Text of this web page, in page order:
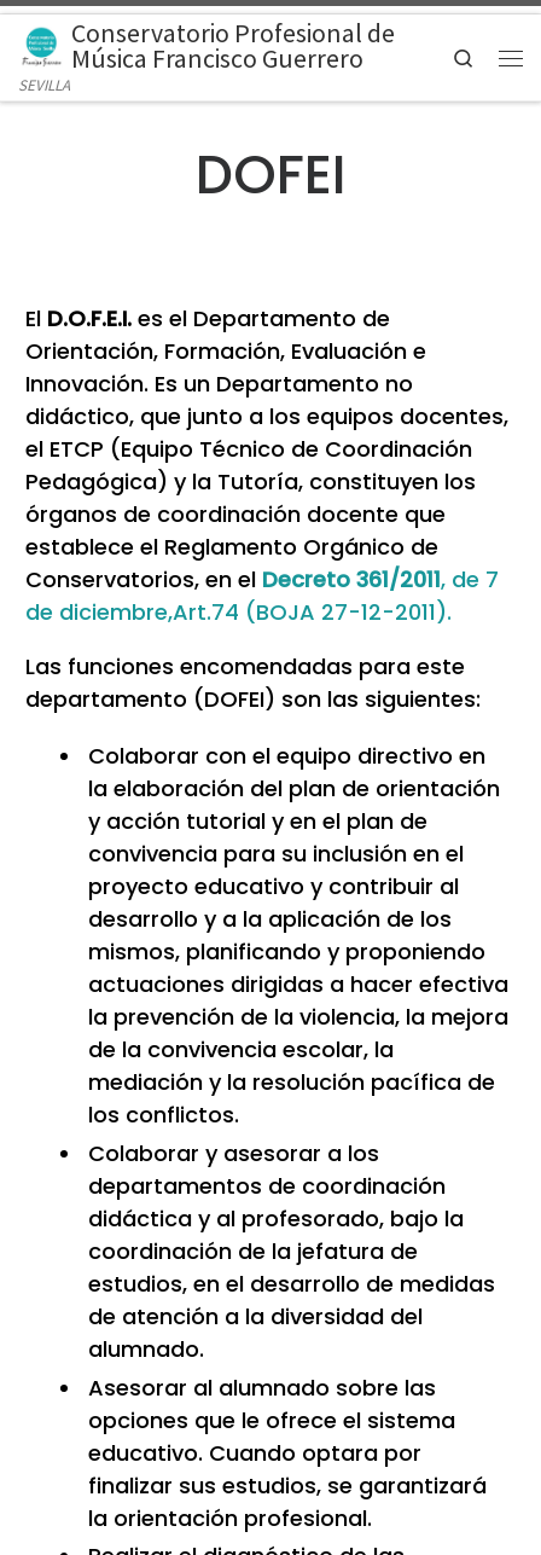
Saltar al contenido
Conservatorio Profesional de
Música Francisco Guerrero
SEVILLA
Search
DOFEI
El D.O.F.E.I. es el Departamento de
Orientación, Formación, Evaluación e
Innovación. Es un Departamento no
didáctico, que junto a los equipos docentes,
el ETCP (Equipo Técnico de Coordinación
Pedagógica) y la Tutoría, constituyen los
órganos de coordinación docente que
establece el Reglamento Orgánico de
Conservatorios, en el Decreto 361/2011, de 7
de diciembre,Art.74 (BOJA 27-12-2011).
Las funciones encomendadas para este
departamento (DOFEI) son las siguientes:
Colaborar con el equipo directivo en
la elaboración del plan de orientación
y acción tutorial y en el plan de
convivencia para su inclusión en el
proyecto educativo y contribuir al
desarrollo y a la aplicación de los
mismos, planificando y proponiendo
actuaciones dirigidas a hacer efectiva
la prevención de la violencia, la mejora
de la convivencia escolar, la
mediación y la resolución pacífica de
los conflictos.
Colaborar y asesorar a los
departamentos de coordinación
didáctica y al profesorado, bajo la
coordinación de la jefatura de
estudios, en el desarrollo de medidas
de atención a la diversidad del
alumnado.
Asesorar al alumnado sobre las
opciones que le ofrece el sistema
educativo. Cuando optara por
finalizar sus estudios, se garantizará
la orientación profesional.